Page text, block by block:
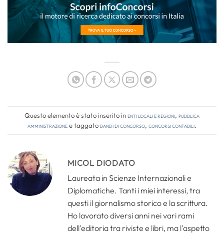
Questo elemento è stato inserito inEnti locali e regioni, Pubblica
amministrazionee taggatobandi di concorso, concorsi contabili.
MICOL DIODATO
Laureata in Scienze Internazionali e
Diplomatiche. Tanti i miei interessi, tra
questi il giornalismo storico e la scrittura.
Ho lavorato diversi anni nei vari rami
dell'editoria tra riviste e libri, ma l'aspetto